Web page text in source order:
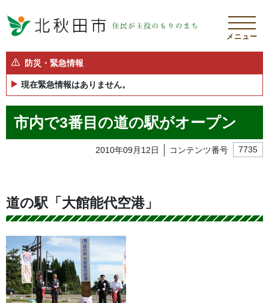
メニュー
防災・緊急情報
現在緊急情報はありません。
市内で3番目の道の駅がオープン
2010年09月12日 コンテンツ番号 7735
道の駅「大館能代空港」